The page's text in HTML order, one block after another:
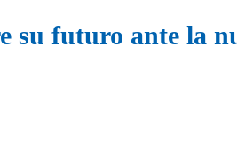
su futuro ante la